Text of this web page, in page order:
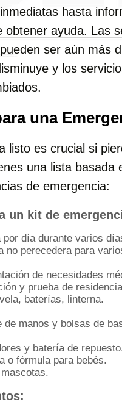
hasta
obtener ayuda. Las
ser aún más
y los
una
listo es crucial si
una lista basada
de emergencia:
un kit de
día durante varios
no perecedera para
de necesidades
y prueba de
baterías, linterna.
manos y bolsas de
y batería de
o fórmula para bebés.